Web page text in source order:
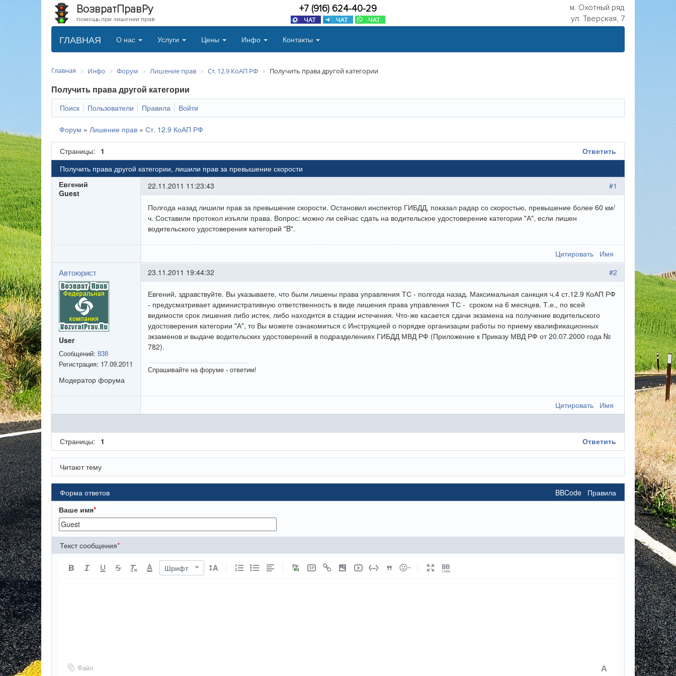
ВозвратПравРу
помощь при лишении прав
+7 (916) 624-40-29
м. Охотный ряд
ул. Тверская, 7
ГЛАВНАЯ О нас Услуги Цены Инфо Контакты
Главная Инфо Форум Лишение прав Ст. 12.9 КоАП РФ Получить права другой категории
Получить права другой категории
Поиск Пользователи Правила Войти
Форум » Лишение прав » Ст. 12.9 КоАП РФ
Страницы: 1
Ответить
Получить права другой категории, лишили прав за превышение скорости
Евгений
Guest
#1
22.11.2011 11:23:43
Полгода назад лишили прав за превышение скорости. Остановил инспектор ГИБДД, показал радар со скоростью, превышение более 60 км/
ч. Составили протокол изъяли права. Вопрос: можно ли сейчас сдать на водительское удостоверение категории "А", если лишен
водительского удостоверения категорий "B".
Цитировать Имя
Автоюрист
User
Сообщений: 838
Регистрация: 17.09.2011
Модератор форума
#2
23.11.2011 19:44:32
Евгений, здравствуйте. Вы указываете, что были лишены права управления ТС - полгода назад. Максимальная санкция ч.4 ст.12.9 КоАП РФ
- предусматривает административную ответственность в виде лишения права управления ТС - сроком на 6 месяцев. Т.е., по всей
видимости срок лишения либо истек, либо находится в стадии истечения. Что-же касается сдачи экзамена на получение водительского
удостоверения категории "А", то Вы можете ознакомиться с Инструкцией о порядке организации работы по приему квалификационных
экзаменов и выдаче водительских удостоверений в подразделениях ГИБДД МВД РФ (Приложение к Приказу МВД РФ от 20.07.2000 года №
782).
Спрашивайте на форуме - ответим!
Цитировать Имя
Страницы: 1 Ответить
Читают тему
BBCode Правила
Форма ответов
Ваше имя*
Текст сообщения*
A Шрифт
Файл